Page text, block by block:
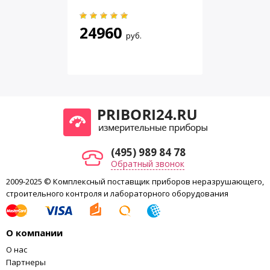
(ASDM) и Aktakom Smart Data Logger (ASDL) для
планшетов и мобильных устройств с ОС Android.
Габаритные размеры в упаковочной таре 145х70х270, вес
24960 руб.
(495) 989 84 78
Обратный звонок
2009-2025 © Комплексный поставщик приборов неразрушающего,
строительного контроля и лабораторного оборудования
О компании
О нас
Партнеры